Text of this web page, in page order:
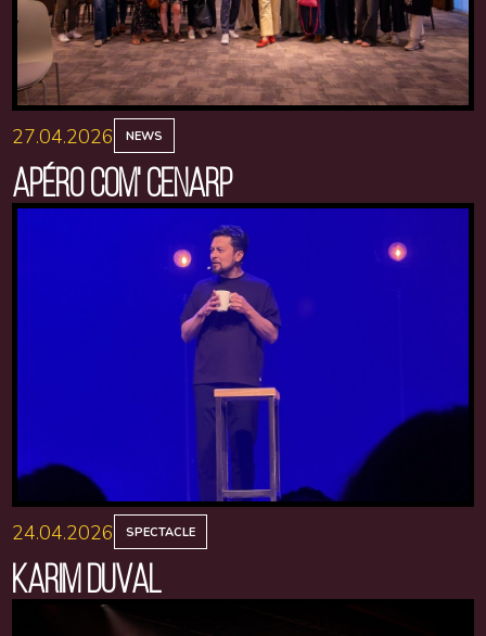
27.04.2026 NEWS
APÉRO COM' CENARP
24.04.2026 SPECTACLE
KARIM DUVAL